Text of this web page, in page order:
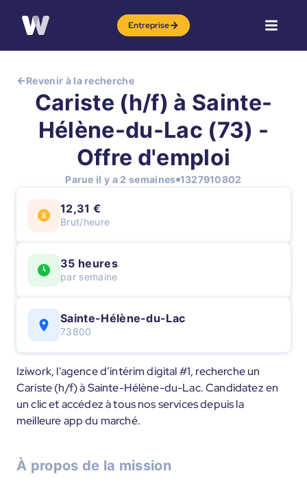
Entreprise
Revenir à la recherche
Cariste (h/f) à Sainte-
Hélène-du-Lac (73) -
Offre d'emploi
Parue il y a 2 semaines 1327910802
12,31 €
Brut/heure
35 heures
par semaine
Sainte-Hélène-du-Lac
73800
Iziwork, l'agence d’intérim digital #1, recherche un
Cariste (h/f) à Sainte-Hélène-du-Lac. Candidatez en
un clic et accédez à tous nos services depuis la
meilleure app du marché.
À propos de la mission